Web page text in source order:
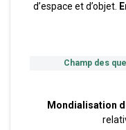
d’espace et d’objet.
Champ des
Mondialisation